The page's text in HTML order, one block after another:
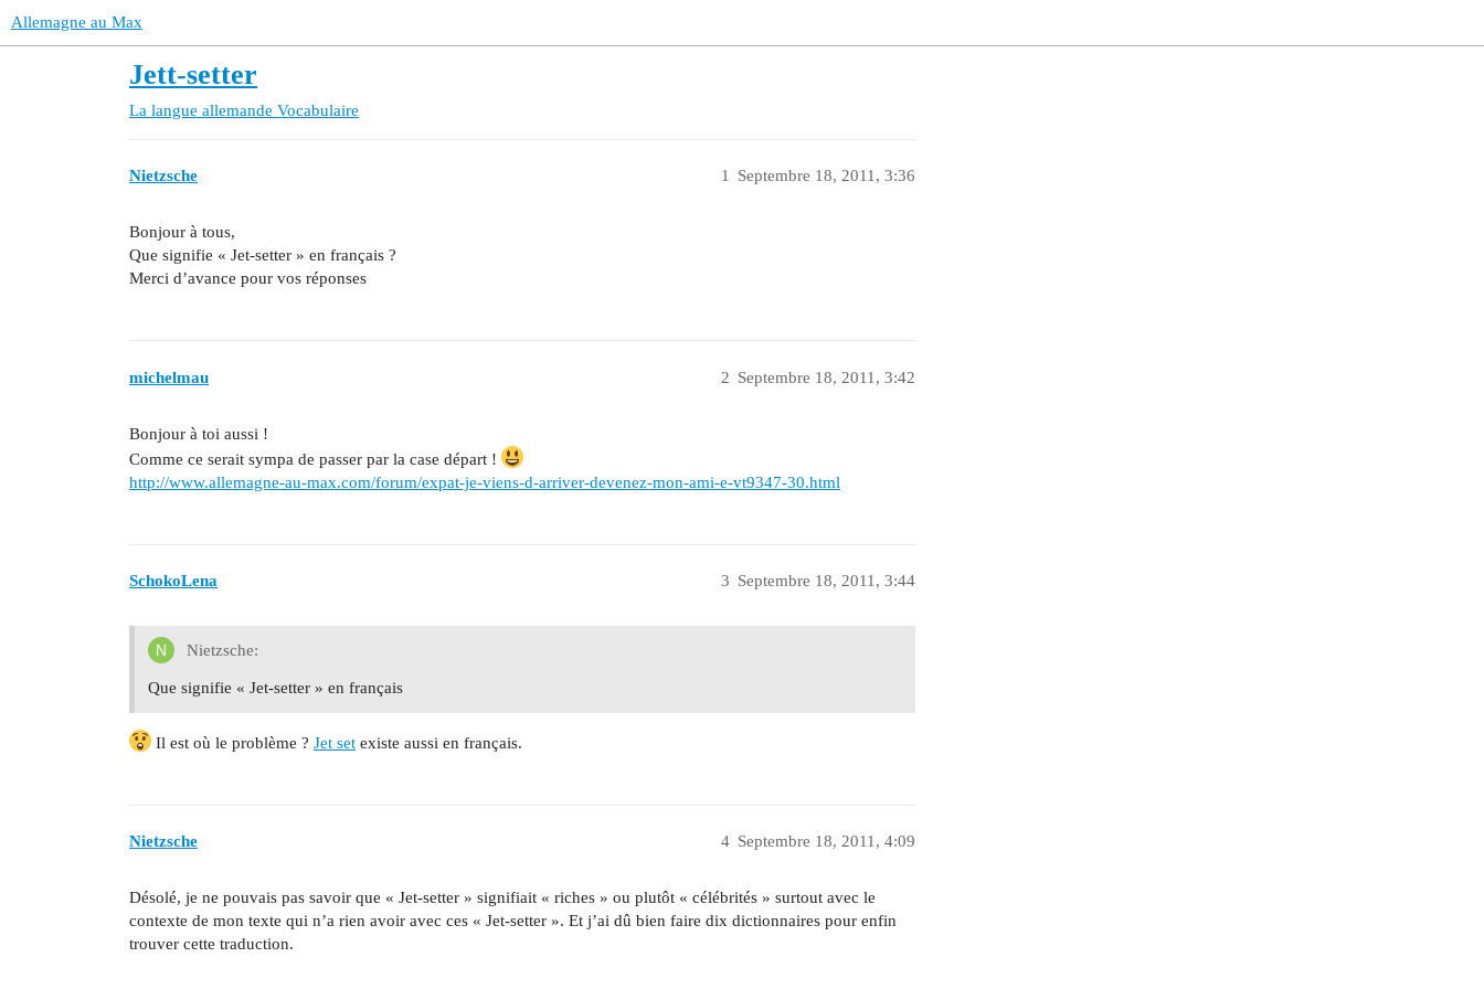
Allemagne au Max
Jett-setter
La langue allemande Vocabulaire
Nietzsche Septembre 18, 2011, 3:36
1
Bonjour à tous,
Que signifie « Jet-setter » en français ?
Merci d’avance pour vos réponses
michelmau Septembre 18, 2011, 3:42
2
Bonjour à toi aussi !
Comme ce serait sympa de passer par la case départ !
http://www.allemagne-au-max.com/forum/expat-je-viens-d-arriver-devenez-mon-ami-e-vt9347-30.html
SchokoLena Septembre 18, 2011, 3:44
3
Nietzsche:
Que signifie « Jet-setter » en français
Il est où le problème ? Jet set existe aussi en français.
Nietzsche Septembre 18, 2011, 4:09
4
Désolé, je ne pouvais pas savoir que « Jet-setter » signifiait « riches » ou plutôt « célébrités » surtout avec le
contexte de mon texte qui n’a rien avoir avec ces « Jet-setter ». Et j’ai dû bien faire dix dictionnaires pour enfin
trouver cette traduction.